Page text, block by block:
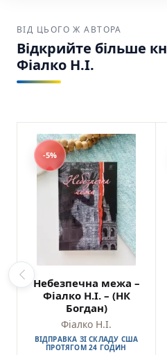
ВІД ЦЬОГО Ж АВТОРА
Відкрийте більше
Фіалко Н.І.
-5%
Небезпечна межа –
Фіалко Н.І. – (НК
Богдан)
Фіалко Н.І.
ВІДПРАВКА ЗІ СКЛАДУ США
ПРОТЯГОМ 24 ГОДИН